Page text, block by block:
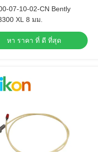
07-10-02-CN Bently
XL 8 มม.
หา ราคา ที่ ดี ที่สุด